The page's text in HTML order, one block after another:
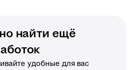
найти ещё
удобные для вас